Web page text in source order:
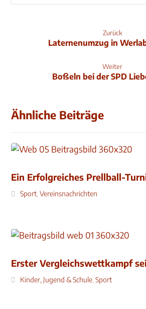
Zurück
Laternenumzug in
Weiter
Boßeln bei der SPD
Ähnliche Beiträge
Ein Erfolgreiches Prellball-
Sport,Vereinsnachrichten
Erster Vergleichswettkampf
Kinder, Jugend & Schule,Sport